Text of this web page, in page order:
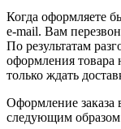
Когда оформляете
e-mail. Вам
По результатам
оформления товара
только ждать
Оформление заказа
следующим